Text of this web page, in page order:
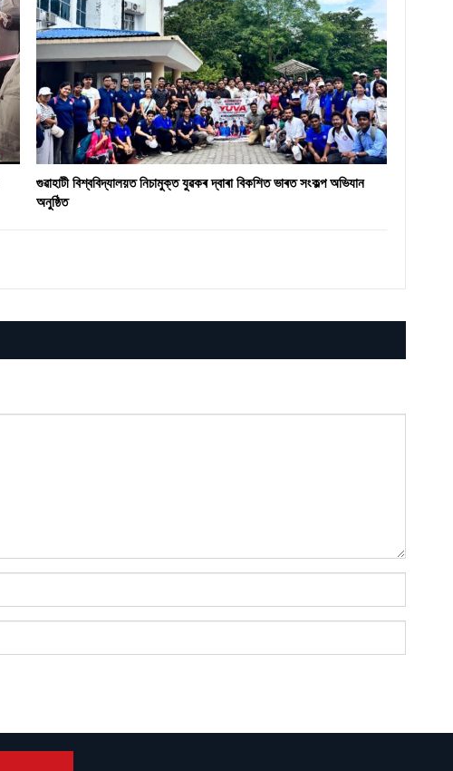
গুৱাহাটী বিশ্ববিদ্যালয়ত নিচামুক্ত যুৱকৰ দ্বাৰা বিকশিত ভাৰত সংকল্প অভিযান
অনুষ্ঠিত